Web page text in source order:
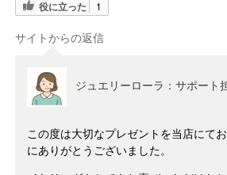
役に立った 1
サイトからの返信
ジュエリーローラ：サポート
この度は大切なプレゼントを当店にて
にありがとうございました。